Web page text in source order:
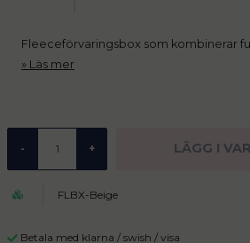
Fleeceförvaringsbox som kombinerar
Läs mer
- + LÄGG I
FLBX-Beige
Betala med klarna / swish / visa